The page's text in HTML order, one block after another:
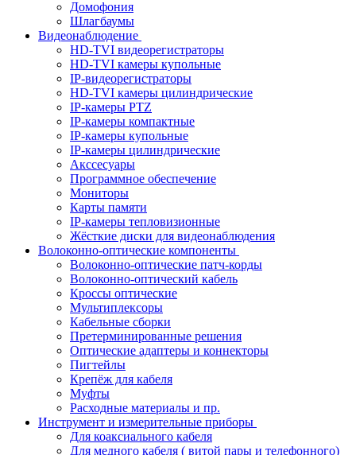
Домофония
Шлагбаумы
Видеонаблюдение
HD-TVI видеорегистраторы
HD-TVI камеры купольные
IP-видеорегистраторы
HD-TVI камеры цилиндрические
IP-камеры PTZ
IP-камеры компактные
IP-камеры купольные
IP-камеры цилиндрические
Акссесуары
Программное обеспечение
Мониторы
Карты памяти
IP-камеры тепловизионные
Жёсткие диски для видеонаблюдения
Волоконно-оптические компоненты
Волоконно-оптические патч-корды
Волоконно-оптический кабель
Кроссы оптические
Мультиплексоры
Кабельные сборки
Претерминированные решения
Оптические адаптеры и коннекторы
Пигтейлы
Крепёж для кабеля
Муфты
Расходные материалы и пр.
Инструмент и измерительные приборы
Для коаксиального кабеля
Для медного кабеля ( витой пары и телефонного)